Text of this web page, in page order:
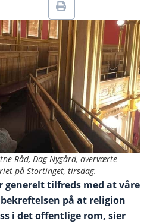
Råd, Dag Nygård, overværte
på Stortinget, tirsdag.
generelt tilfreds med at våre
på at religion
i det offentlige rom, sier